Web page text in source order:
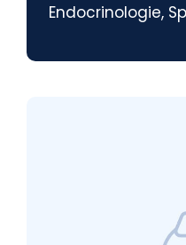
Endocrinologie,